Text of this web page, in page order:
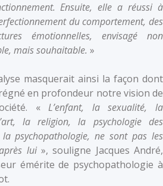
Ensuite, elle a réussi à
du comportement, des
émotionnelles, envisagé non
mais souhaitable. »
masquerait ainsi la façon dont
en profondeur notre vision de
«L’enfant, la sexualité, la
la religion, la psychologie des
psychopathologie, ne sont pas les
lui », souligne Jacques André,
émérite de psychopathologie à